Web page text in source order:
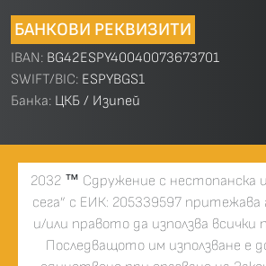
БАНКОВИ РЕКВИЗИТИ
IBAN: BG42ESPY40040073673701
SWIFT/BIC: ESPYBGS1
Банка: ЦКБ / Изипей
2032 ™ Сдружение с нестопанска
сега” с ЕИК: 205339597
и/или правото да използва всички
Последващото им използване е